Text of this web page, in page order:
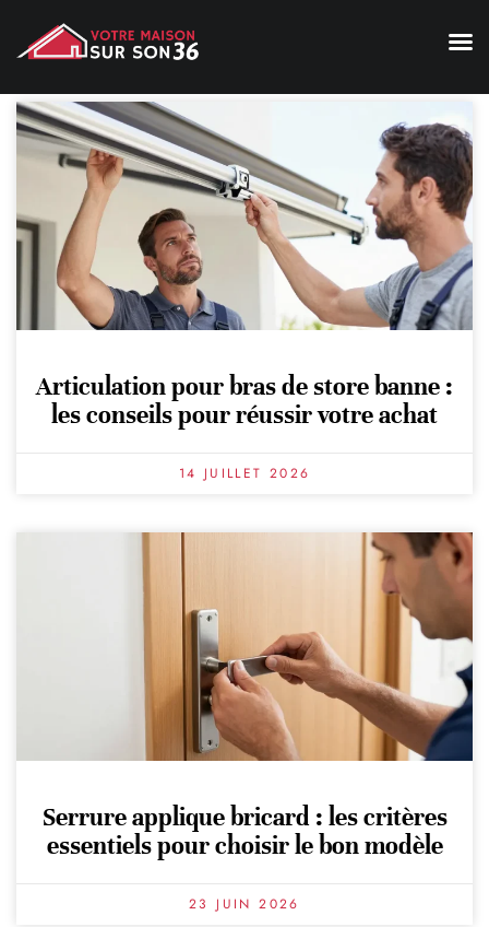
Amélioration de l’habitat
Articulation pour bras de store banne :
les conseils pour réussir votre achat
14 JUILLET 2026
Serrure applique bricard : les critères
essentiels pour choisir le bon modèle
23 JUIN 2026